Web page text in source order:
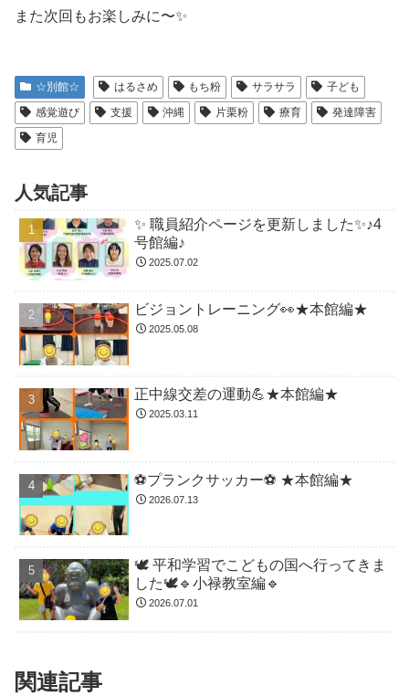
また次回もお楽しみに〜✨
☆別館☆ はるさめ もち粉 サラサラ
子ども
感覚遊び
支援 沖縄 片栗粉 療育
発達障害
育児
人気記事
✨ 職員紹介ページを更新しました✨♪4
号館編♪
2025.07.02
ビジョントレーニング👀★本館編★
2025.05.08
正中線交差の運動💪★本館編★
2025.03.11
⚽️プランクサッカー⚽️ ★本館編★
2026.07.13
🕊️ 平和学習でこどもの国へ行ってきま
した🕊️🔹小禄教室編🔹
2026.07.01
関連記事